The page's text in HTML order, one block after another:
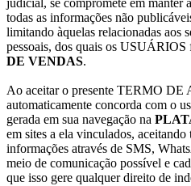
judicial, se compromete em manter
todas as informações não
limitando àquelas relacionadas aos
pessoais, dos quais os USUÁRIOS
DE VENDAS.
Ao aceitar o presente TERMO
automaticamente concorda com o
gerada em sua navegação na
em sites a ela vinculados, aceitando
informações através de SMS,
meio de comunicação possível e
que isso gere qualquer direito de